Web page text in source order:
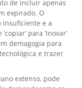
de incluir apenas
expirado. O
insuficiente e a
para ‘inovar’
demagogia para
e trazer
extenso, pode